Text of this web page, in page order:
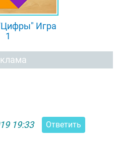
Игра
1
19:33
Ответить